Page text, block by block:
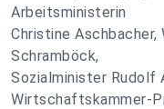
Arbeitsministerin
Christine
Schramböck,
Sozialminister Rudolf
Wirtschaftskammer-